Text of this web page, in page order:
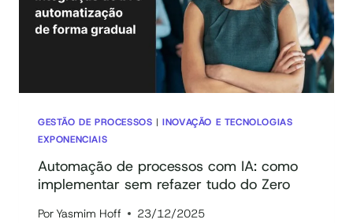
PAPEL
DA
GESTÃO DE PROCESSOS |INOVAÇÃO E TECNOLOGIAS
EXPONENCIAIS
Automação de processos com IA: como
implementar sem refazer tudo do Zero
Por Yasmim Hoff 23/12/2025